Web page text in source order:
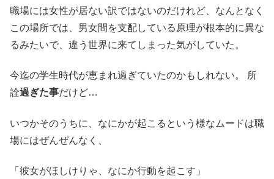
職場には女性が居ない訳ではないのだけれど、なんとなく
この場所では、男女間を支配している原理が根本的に異な
るみたいで、違う世界に来てしまった気がしていた。
今迄の学生時代が恵まれ過ぎていたのかもしれない。 所
詮過ぎた事だけど…
いつかそのうちに、なにかが起こるという様なムードは職
場にはぜんぜんなく、
「彼女がほしけりゃ、なにか行動を起こす」